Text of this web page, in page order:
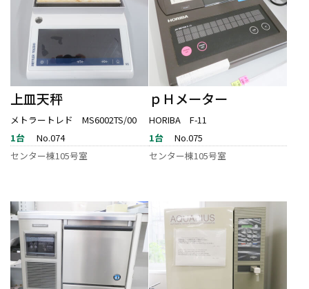
上皿天秤
メトラートレド MS6002TS/00
1台
No.074
センター棟105号室
ｐＨメーター
HORIBA F-11
1台
No.075
センター棟105号室